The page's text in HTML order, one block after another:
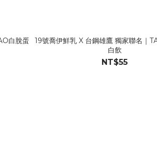
白脫蛋
19號喬伊鮮乳 X 台鋼雄鷹 獨家聯名｜
白飲
NT$55